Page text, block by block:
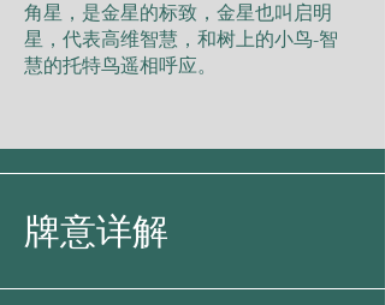
角星，是金星的标致，金星也叫启明
星，代表高维智慧，和树上的小鸟-智
慧的托特鸟遥相呼应。
牌意详解